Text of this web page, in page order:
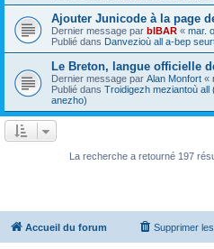
Ajouter Junicode à la page
Dernier message par bIBAR « mar.
Publié dans Danvezioù all a-bep
Le Breton, langue officielle
Dernier message par Alan Monfort «
Publié dans Troidigezh meziantoù
anezho)
La recherche a retourné 197
Accueil du forum Supprimer